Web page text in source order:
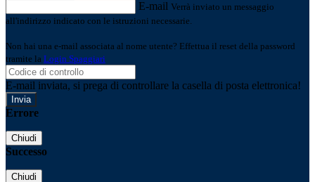
E-mail Verrà inviato un messaggio
all'indirizzo indicato con le istruzioni necessarie.
Non hai una e-mail associata al nome utente? Effettua il reset della password
tramite la Login Spaggiari
E-mail inviata, si prega di controllare la casella di posta elettronica!
Errore
Chiudi
Successo
Chiudi